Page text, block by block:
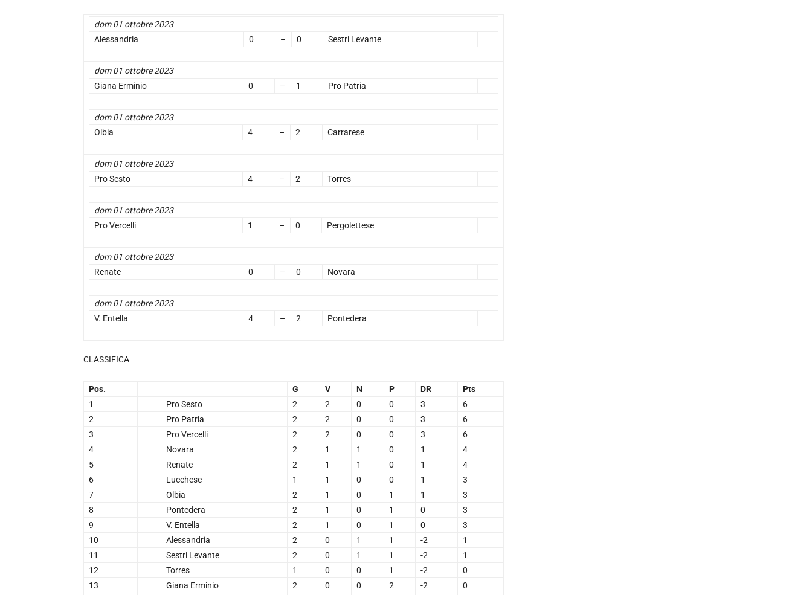
dom 01 ottobre 2023
Alessandria
0 – 0 Sestri Levante
dom 01 ottobre 2023
Giana Erminio
0 – 1 Pro Patria
dom 01 ottobre 2023
Olbia
4 – 2 Carrarese
dom 01 ottobre 2023
Pro Sesto
4 – 2 Torres
dom 01 ottobre 2023
Pro Vercelli
1 – 0 Pergolettese
dom 01 ottobre 2023
Renate
0 – 0 Novara
dom 01 ottobre 2023
V. Entella
4 – 2 Pontedera
CLASSIFICA
Pos. G V N P DR
Pts
1
Pro Sesto 2 2 0 0 3
6
2
Pro Patria 2 2 0 0 3
6
3
Pro Vercelli 2 2 0 0 3
6
4
Novara 2 1 1 0 1
4
5
Renate 2 1 1 0 1
4
6
Lucchese 1 1 0 0 1
3
7
Olbia 2 1 0 1 1
3
8
Pontedera 2 1 0 1 0
3
9
V. Entella 2 1 0 1 0
3
10
Alessandria 2 0 1 1 -2
1
11
Sestri Levante 2 0 1 1 -2
1
12
Torres 1 0 0 1 -2
0
13
Giana Erminio 2 0 0 2 -2
0